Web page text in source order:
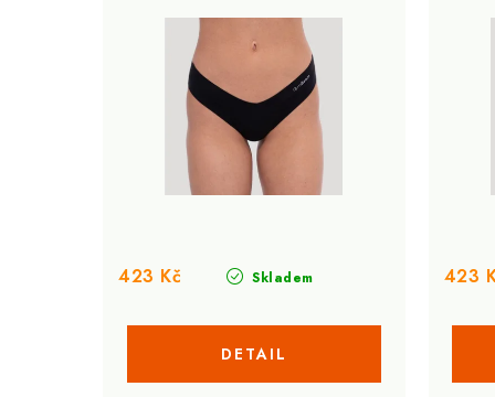
Skladem
423 Kč 423